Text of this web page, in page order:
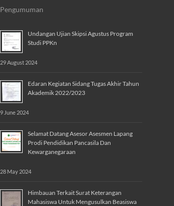
Pengumuman
Undangan Ujian Skipsi Agustus Program
Studi PPKn
29 August 2024
Edaran Kegiatan Sidang Tugas Akhir Tahun
Akademik 2022/2023
9 June 2024
Selamat Datang Asesor Asesmen Lapang
Prodi Pendidikan Pancasila Dan
Kewarganegaraan
28 May 2024
Himbauan Terkait Surat Keterangan
Mahasiswa Untuk Mengusulkan Beasiswa